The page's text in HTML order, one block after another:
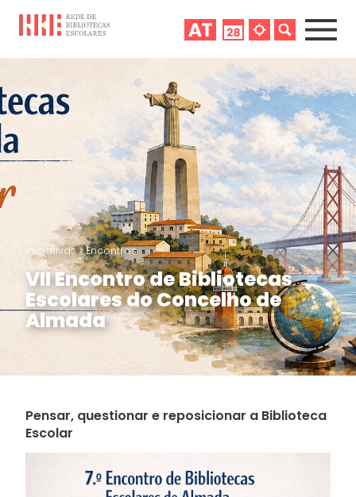
Iniciativas>Encontros
VII Encontro de Bibliotecas
Escolares do Concelho de
Almada
Pensar, questionar e reposicionar a Biblioteca
Escolar